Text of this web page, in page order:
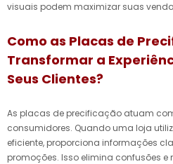
visuais podem maximizar suas
Como as Placas de
Transformar a
Seus Clientes?
As placas de precificação atuam
consumidores. Quando uma loja
eficiente, proporciona informações
promoções. Isso elimina confusões e